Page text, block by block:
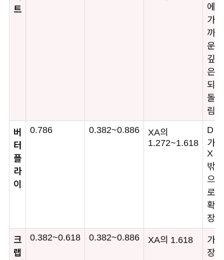
트
에
가
까
운
깊
은
되
돌
림
버
터
플
라
이
0.786 0.382~0.886
XA의
1.272~1.618
D
가
X
밖
으
로
확
장
크
랩
0.382~0.618 0.382~0.886 XA의 1.618
가
장